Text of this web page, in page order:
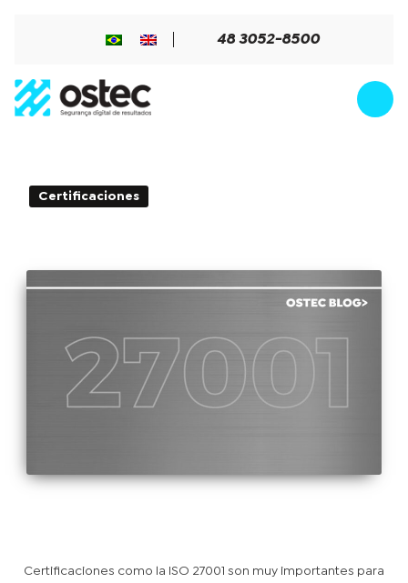
48 3052-8500
Certificaciones
Certificaciones como la ISO 27001 son muy importantes para